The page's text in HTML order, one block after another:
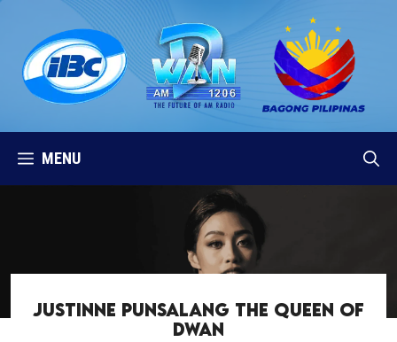
content
MENU
Justinne Punsalang the Queen of
DWAN